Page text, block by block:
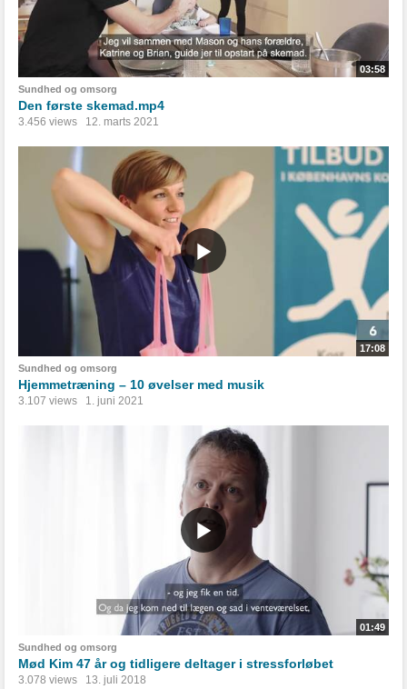
03:58
Sundhed og omsorg
Den første skemad.mp4
3.456 views 12. marts 2021
17:08
Sundhed og omsorg
Hjemmetræning – 10 øvelser med musik
3.107 views 1. juni 2021
01:49
Sundhed og omsorg
Mød Kim 47 år og tidligere deltager i stressforløbet
3.078 views 13. juli 2018